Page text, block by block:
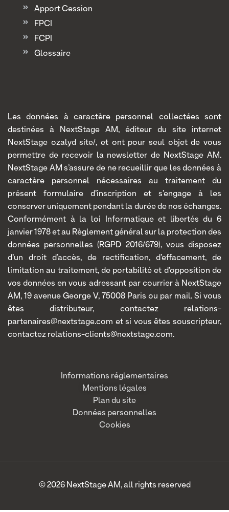
Apport Cession
FPCI
FCPI
Glossaire
Les données à caractère personnel collectées sont
destinées à NextStage AM, éditeur du site internet
NextStage ozalyd site/, et ont pour seul objet de vous
permettre de recevoir la newsletter de NextStage AM.
NextStage AM s’assure de ne recueillir que les données à
caractère personnel nécessaires au traitement du
présent formulaire d’inscription et s’engage à les
conserver uniquement pendant la durée de nos échanges.
Conformément à la loi Informatique et libertés du 6
janvier 1978 et au Règlement général sur la protection des
données personnelles (RGPD 2016/679), vous disposez
d’un droit d’accès, de rectification, d’effacement, de
limitation au traitement, de portabilité et d’opposition de
vos données en vous adressant par courrier à NextStage
AM, 19 avenue George V, 75008 Paris ou par mail. Si vous
êtes distributeur, contactez relations-
partenaires@nextstage.com et si vous êtes souscripteur,
contactez relations-clients@nextstage.com.
Informations réglementaires
Mentions légales
Plan du site
Données personnelles
Cookies
© 2026 NextStage AM, all rights reserved